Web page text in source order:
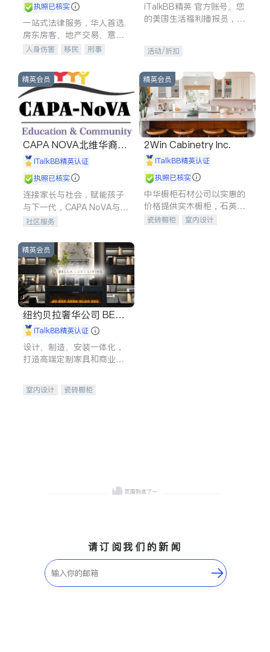
执照已核实
一站式法律服务，华人首选.
房东房客、地产交易、意外
伤害、车祸重伤、商业诉
建筑合同、刑事案件全包办
人身伤害 移民
刑事
信托/遗嘱
商业
索赔
律师-其它 保释
iTalkBB精英 官方账号。您
的美国生活福利播报员，精
专属福利。
活动/折扣
精英会员
CAPA NOVA北维华裔家
长会iTalkBB精英认证
执照已核实
连接家长与社会，赋能孩子
与下一代，CAPA NoVA与您
携手建设包容、公平、充满
社区服务
精英会员
2Win Cabinetry Inc.
iTalkBB精英认证
执照已核实
中华橱柜石材公司以实惠的
价格提供实木橱柜，石英石
台面，多种优质不锈钢水
瓷砖橱柜
室内设计
精英会员
纽约贝拉奢华公司 BELL
A LUXE
iTalkBB精英认证
设计、制造、安装一体化，
打造高端定制家具和商业空
室内设计
瓷砖橱柜
请订阅我们的新闻